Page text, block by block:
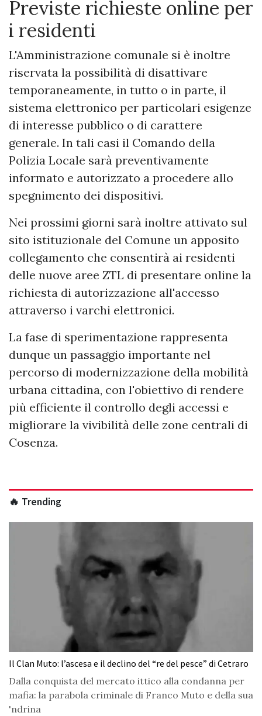
Previste richieste online per
i residenti
L'Amministrazione comunale si è inoltre
riservata la possibilità di disattivare
temporaneamente, in tutto o in parte, il
sistema elettronico per particolari esigenze
di interesse pubblico o di carattere
generale. In tali casi il Comando della
Polizia Locale sarà preventivamente
informato e autorizzato a procedere allo
spegnimento dei dispositivi.
Nei prossimi giorni sarà inoltre attivato sul
sito istituzionale del Comune un apposito
collegamento che consentirà ai residenti
delle nuove aree ZTL di presentare online la
richiesta di autorizzazione all'accesso
attraverso i varchi elettronici.
La fase di sperimentazione rappresenta
dunque un passaggio importante nel
percorso di modernizzazione della mobilità
urbana cittadina, con l'obiettivo di rendere
più efficiente il controllo degli accessi e
migliorare la vivibilità delle zone centrali di
Cosenza.
🔥 Trending
Il Clan Muto: l’ascesa e il declino del “re del pesce” di Cetraro
Dalla conquista del mercato ittico alla condanna per
mafia: la parabola criminale di Franco Muto e della sua
'ndrina